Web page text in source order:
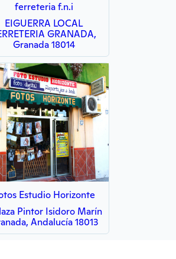
ferreteria f.n.i
EIGUERRA LOCAL
GRANADA,
Granada 18014
Estudio Horizonte
Pintor Isidoro Marín
Andalucía 18013